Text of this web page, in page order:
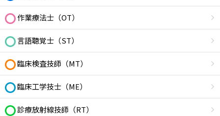
作業療法士（OT）
言語聴覚士（ST）
臨床検査技師（MT）
臨床工学技士（ME）
診療放射線技師（RT）